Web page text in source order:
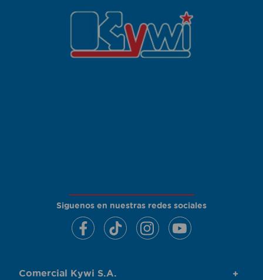
Siguenos en nuestras redes sociales
Comercial Kywi S.A. +